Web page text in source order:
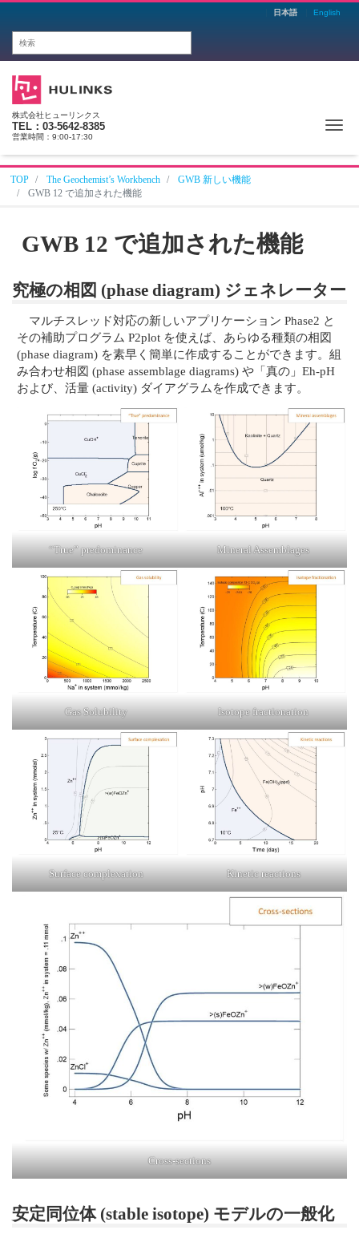
日本語 English
株式会社ヒューリンクス
TEL：03-5642-8385
営業時間：9:00-17:30
TOP The Geochemist’s Workbench
GWB 新しい機能
GWB 12 で追加された機能
GWB 12 で追加された機能
究極の相図 (phase diagram) ジェネレーター
マルチスレッド対応の新しいアプリケーション Phase2 と
その補助プログラム P2plot を使えば、あらゆる種類の相図
(phase diagram) を素早く簡単に作成することができます。組
み合わせ相図 (phase assemblage diagrams) や「真の」Eh-pH
および、活量 (activity) ダイアグラムを作成できます。
“True” predominance Mineral Assemblages
Gas Solubility Isotope fractionation
Surface complexation Kinetic reactions
Cross-sections
安定同位体 (stable isotope) モデルの一般化